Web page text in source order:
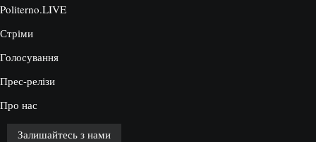
Politerno.LIVE
Стріми
Голосування
Прес-релізи
Про нас
Залишайтесь з нами